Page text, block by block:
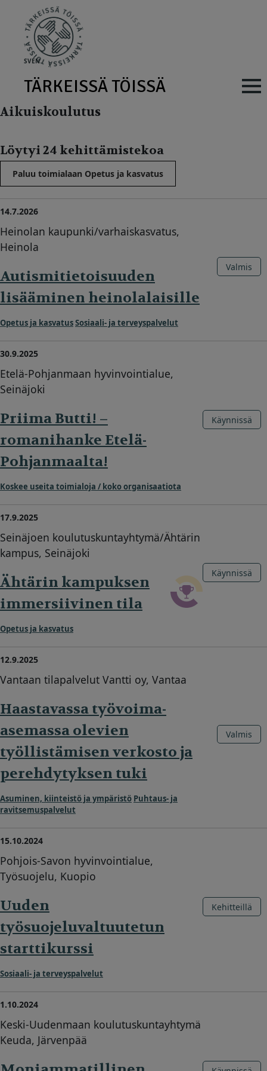
SVEN
TÄRKEISSÄ TÖISSÄ Main
Aikuiskoulutus
Löytyi 24 kehittämistekoa
Paluu toimialaan Opetus ja kasvatus
14.7.2026
Heinolan kaupunki/varhaiskasvatus,
Heinola
Autismitietoisuuden
lisääminen heinolalaisille
Opetus ja kasvatusSosiaali- ja terveyspalvelut
Valmis
30.9.2025
Etelä-Pohjanmaan hyvinvointialue,
Seinäjoki
Priima Butti! –
romanihanke Etelä-
Pohjanmaalta!
Koskee useita toimialoja / koko organisaatiota
Käynnissä
17.9.2025
Seinäjoen koulutuskuntayhtymä/Ähtärin
kampus, Seinäjoki
Ähtärin kampuksen
immersiivinen tila
Opetus ja kasvatus
Käynnissä
12.9.2025
Vantaan tilapalvelut Vantti oy, Vantaa
Haastavassa työvoima-
asemassa olevien
työllistämisen verkosto ja
perehdytyksen tuki
Asuminen, kiinteistö ja ympäristö Puhtaus- ja
ravitsemuspalvelut
Valmis
15.10.2024
Pohjois-Savon hyvinvointialue,
Työsuojelu, Kuopio
Uuden
työsuojeluvaltuutetun
starttikurssi
Sosiaali- ja terveyspalvelut
Kehitteillä
1.10.2024
Keski-Uudenmaan koulutuskuntayhtymä
Keuda, Järvenpää